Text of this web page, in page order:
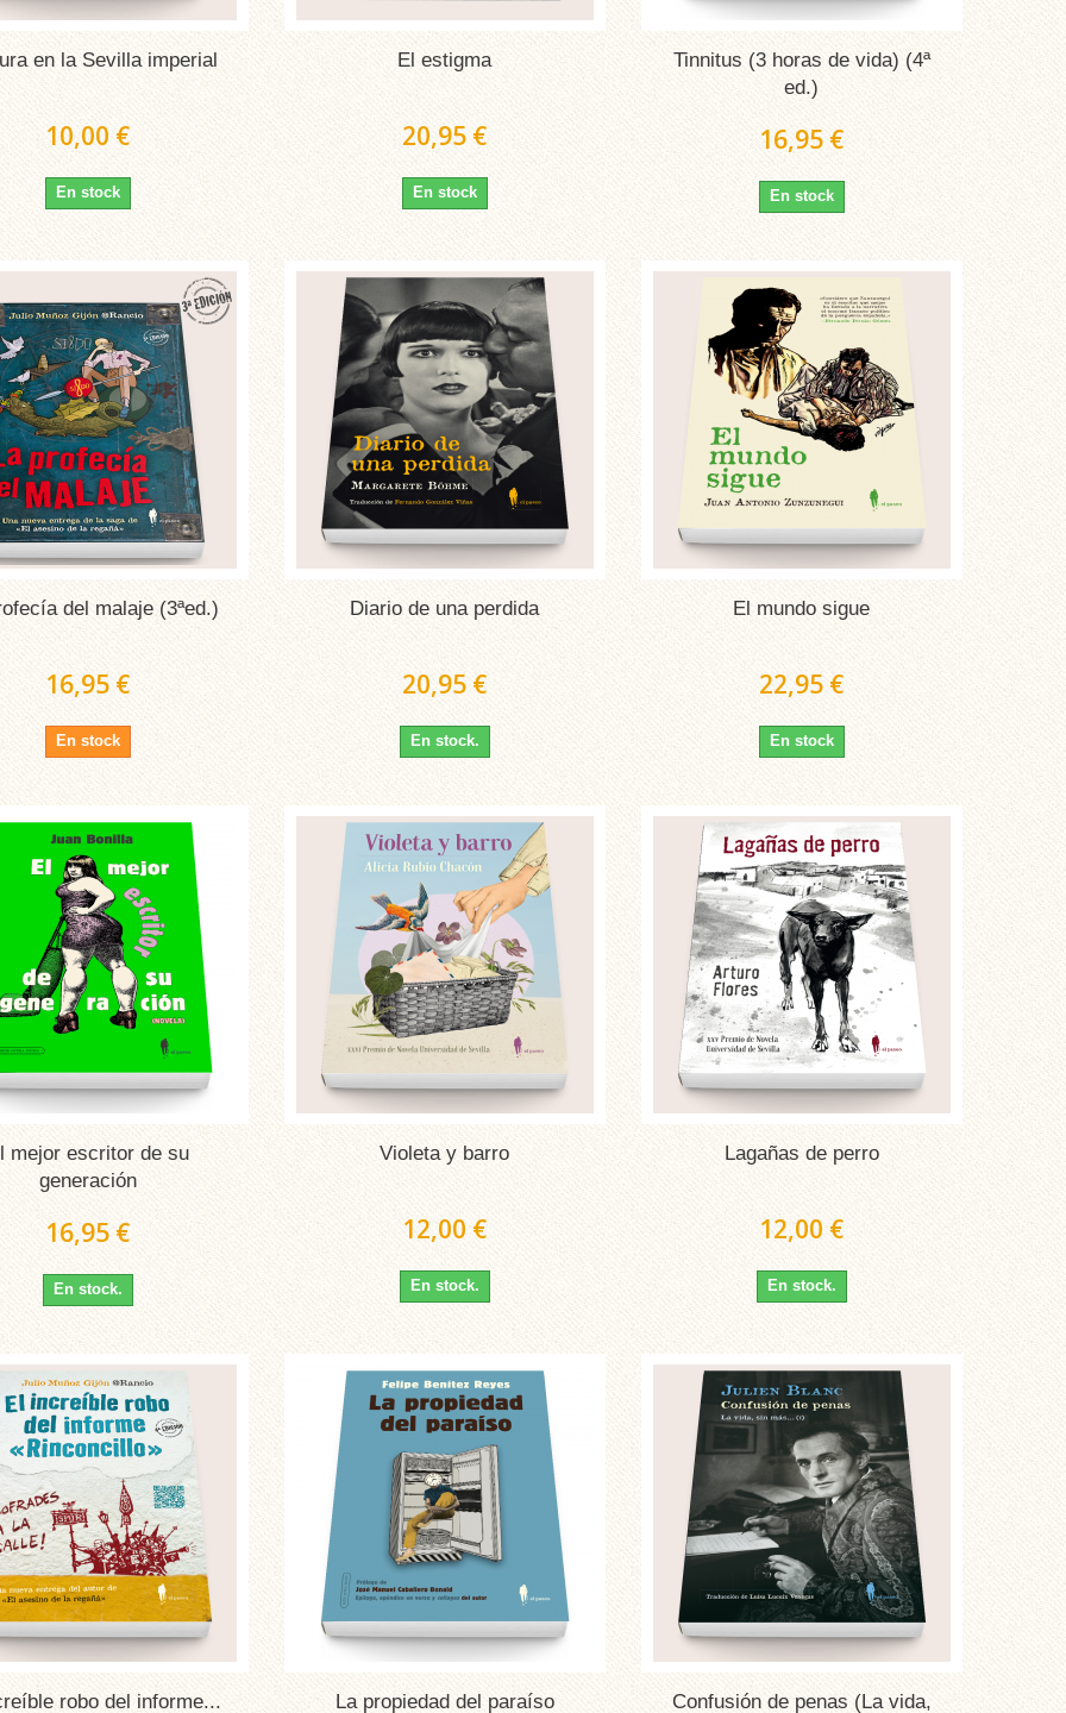
en la Sevilla imperial
10,00 €
En stock
El estigma
20,95 €
En stock
Tinnitus (3 horas de vida) (4ª
ed.)
16,95 €
En stock
del malaje (3ªed.)
16,95 €
En stock
Diario de una perdida
20,95 €
En stock.
El mundo sigue
22,95 €
En stock
mejor escritor de su
generación
16,95 €
En stock.
Violeta y barro
12,00 €
En stock.
Lagañas de perro
12,00 €
En stock.
robo del informe... La propiedad del paraíso Confusión de penas (La vida,